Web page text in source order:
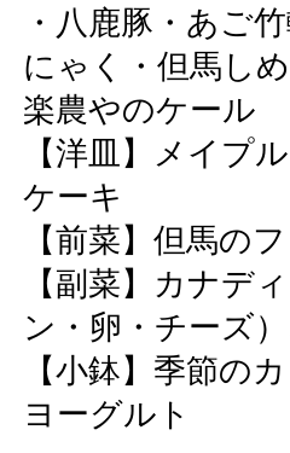
・八鹿豚・あご
にゃく・但馬し
楽農やのケール
【洋皿】メイプ
ケーキ
【前菜】但馬の
【副菜】カナデ
ン・卵・チーズ
【小鉢】季節の
ヨーグルト